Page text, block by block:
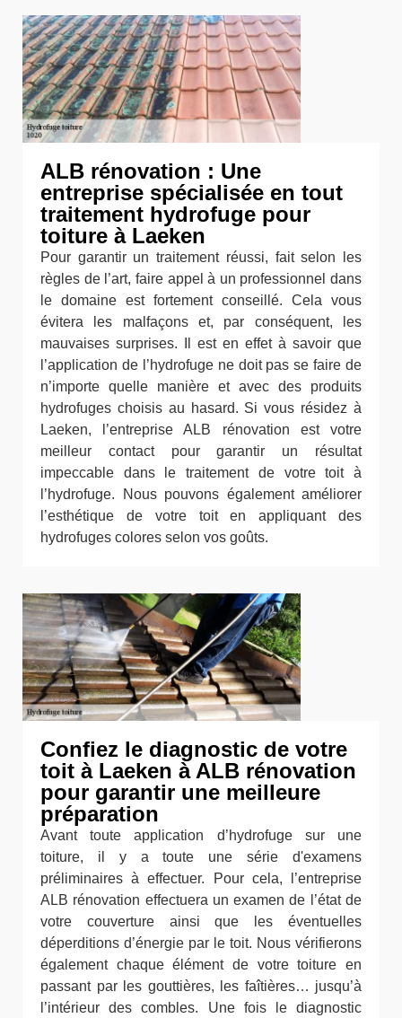
ALB rénovation : Une
entreprise spécialisée en tout
traitement hydrofuge pour
toiture à Laeken
Pour garantir un traitement réussi, fait selon les
règles de l’art, faire appel à un professionnel dans
le domaine est fortement conseillé. Cela vous
évitera les malfaçons et, par conséquent, les
mauvaises surprises. Il est en effet à savoir que
l’application de l’hydrofuge ne doit pas se faire de
n’importe quelle manière et avec des produits
hydrofuges choisis au hasard. Si vous résidez à
Laeken, l’entreprise ALB rénovation est votre
meilleur contact pour garantir un résultat
impeccable dans le traitement de votre toit à
l’hydrofuge. Nous pouvons également améliorer
l’esthétique de votre toit en appliquant des
hydrofuges colores selon vos goûts.
Confiez le diagnostic de votre
toit à Laeken à ALB rénovation
pour garantir une meilleure
préparation
Avant toute application d’hydrofuge sur une
toiture, il y a toute une série d'examens
préliminaires à effectuer. Pour cela, l’entreprise
ALB rénovation effectuera un examen de l’état de
votre couverture ainsi que les éventuelles
déperditions d’énergie par le toit. Nous vérifierons
également chaque élément de votre toiture en
passant par les gouttières, les faîtières… jusqu’à
l’intérieur des combles. Une fois le diagnostic